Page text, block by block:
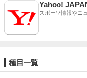
Yahoo!
スポーツ情報やニ
種目一覧